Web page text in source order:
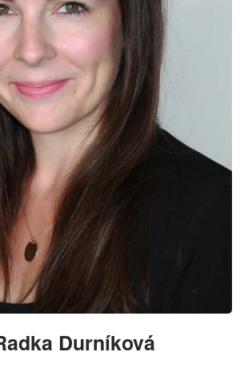
Durníková